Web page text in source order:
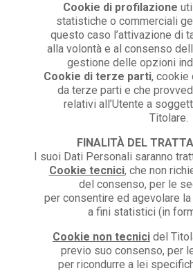
Cookie di profilazione
statistiche o commerciali
questo caso l’attivazione di
alla volontà e al consenso
gestione delle opzioni
Cookie di terze parti, cookie
da terze parti e che
relativi all’Utente a
Titolare.
FINALITÀ DEL
I suoi Dati Personali saranno
Cookie tecnici, che non
del consenso, per le
per consentire ed agevolare
a fini statistici (in
Cookie non tecnici del
previo suo consenso, per
per ricondurre a lei